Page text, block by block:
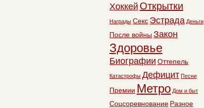
Хоккей Открытки
Награды Секс Эстрада Деньги
После войны Закон
Здоровье
Биографии Оттепель
Катастрофы Дефицит Песни
Премии Метро Дом и быт
Соцсоревнование Разное